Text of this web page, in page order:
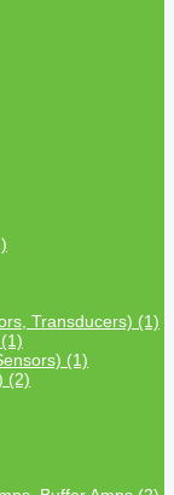
Transducers) (1)
(1)
(2)